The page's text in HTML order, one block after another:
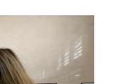
山西
江苏